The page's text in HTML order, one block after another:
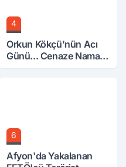
4
Orkun Kökçü'nün Acı
Günü... Cenaze Namazı
6
Afyon'da Yakalanan